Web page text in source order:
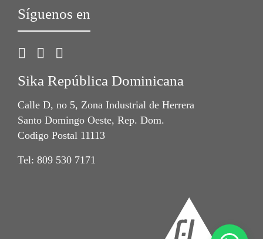
Síguenos en
Sika República Dominicana
Calle D, no 5, Zona Industrial de Herrera
Santo Domingo Oeste, Rep. Dom.
Codigo Postal 11113
Tel: 809 530 7171